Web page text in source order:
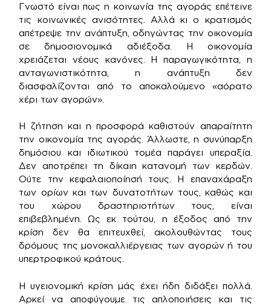
Γνωστό είναι πως η κοινωνία της αγοράς επέτεινε
τις κοινωνικές ανισότητες. Αλλά κι ο κρατισμός
απέτρεψε την ανάπτυξη, οδηγώντας την οικονομία
σε δημοσιονομικά αδιέξοδα. Η οικονομία
χρειάζεται νέους κανόνες. Η παραγωγικότητα, η
ανταγωνιστικότητα, η ανάπτυξη δεν
διασφαλίζονται από το αποκαλούμενο «αόρατο
χέρι των αγορών».
Η ζήτηση και η προσφορά καθιστούν απαραίτητη
την οικονομία της αγοράς. Άλλωστε, η συνύπαρξη
δημόσιου και ιδιωτικού τομέα παράγει υπεραξία.
Δεν αποτρέπει τη δίκαιη κατανομή των κερδών.
Ούτε την κεφαλαιοποίησή τους. Η επαναχάραξη
των ορίων και των δυνατοτήτων τους, καθώς και
του χώρου δραστηριοτήτων τους, είναι
επιβεβλημένη. Ως εκ τούτου, η έξοδος από την
κρίση δεν θα επιτευχθεί, ακολουθώντας τους
δρόμους της μονοκαλλιέργειας των αγορών ή του
υπερτροφικού κράτους.
Η υγειονομική κρίση μάς έχει ήδη διδάξει πολλά.
Αρκεί να αποφύγουμε τις απλοποιήσεις και τις